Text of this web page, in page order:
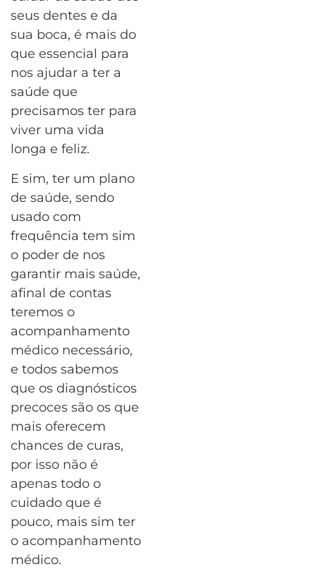
seus dentes e da
sua boca, é mais do
que essencial para
nos ajudar a ter a
saúde que
precisamos ter para
viver uma vida
longa e feliz.
E sim, ter um plano
de saúde, sendo
usado com
frequência tem sim
o poder de nos
garantir mais saúde,
afinal de contas
teremos o
acompanhamento
médico necessário,
e todos sabemos
que os diagnósticos
precoces são os que
mais oferecem
chances de curas,
por isso não é
apenas todo o
cuidado que é
pouco, mais sim ter
o acompanhamento
médico.